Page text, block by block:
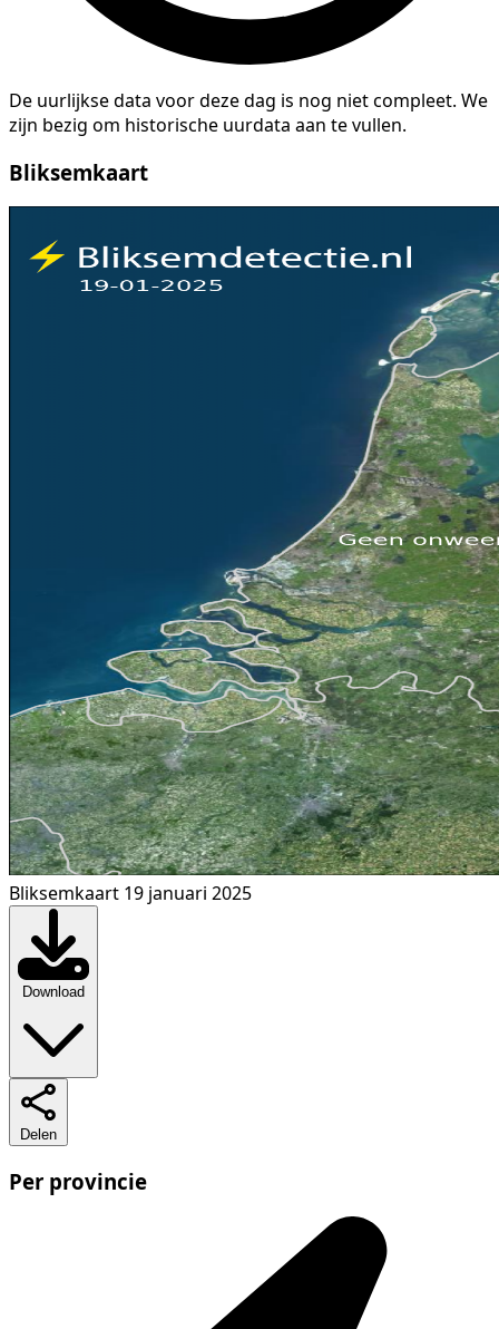
De uurlijkse data voor deze dag is nog niet compleet. We
zijn bezig om historische uurdata aan te vullen.
Bliksemkaart
Bliksemkaart 19 januari 2025
Download
Delen
Per provincie